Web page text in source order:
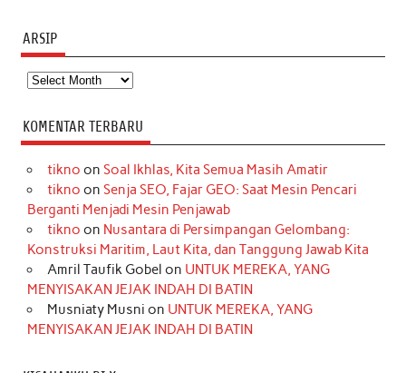
ARSIP
Arsip
KOMENTAR TERBARU
tikno on Soal Ikhlas, Kita Semua Masih Amatir
tikno on Senja SEO, Fajar GEO: Saat Mesin Pencari
Berganti Menjadi Mesin Penjawab
tikno on Nusantara di Persimpangan Gelombang:
Konstruksi Maritim, Laut Kita, dan Tanggung Jawab Kita
Amril Taufik Gobel on UNTUK MEREKA, YANG
MENYISAKAN JEJAK INDAH DI BATIN
Musniaty Musni on UNTUK MEREKA, YANG
MENYISAKAN JEJAK INDAH DI BATIN